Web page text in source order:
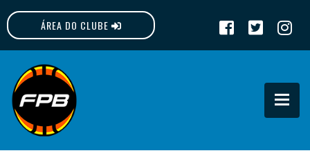
ÁREA DO CLUBE
FPB